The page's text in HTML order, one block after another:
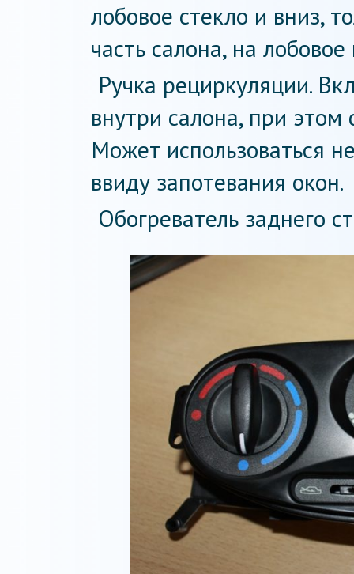
лобовое стекло и вниз,
часть салона, на
Ручка рециркуляции.
внутри салона, при этом
Может использоваться
ввиду запотевания окон.
Обогреватель заднего